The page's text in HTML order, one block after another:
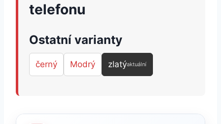
telefonu
Ostatní varianty
černý Modrý zlatýaktuální